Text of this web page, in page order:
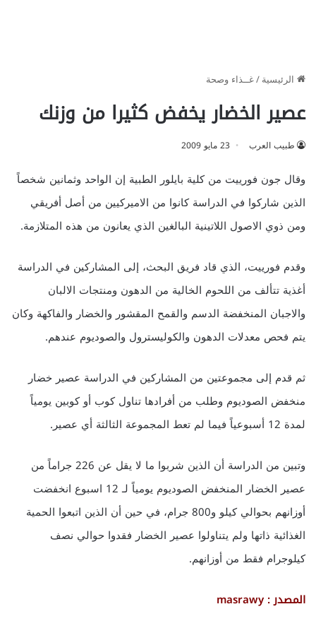
الرئيسية/غــذاء وصحة
عصير الخضار يخفض كثيرا من وزنك
طبيب العرب 23 مايو 2009
وقال جون فورييت من كلية بايلور الطبية إن الواحد وثمانين شخصاً
الذين شاركوا في الدراسة كانوا من الاميركيين من أصل أفريقي
ومن ذوي الاصول اللاتينية البالغين الذي يعانون من هذه المتلازمة.
وقدم فورييت، الذي قاد فريق البحث، إلى المشاركين في الدراسة
أغذية تتألف من اللحوم الخالية من الدهون ومنتجات الالبان
والاجبان المنخفضة الدسم والقمح المقشور والخضار والفاكهة وكان
يتم فحص معدلات الدهون والكوليسترول والصوديوم عندهم.
ثم قدم إلى مجموعتين من المشاركين في الدراسة عصير خضار
منخفض الصوديوم وطلب من أفرادها تناول كوب أو كوبين يومياً
لمدة 12 أسبوعياً فيما لم تعط المجموعة الثالثة أي عصير.
وتبين من الدراسة أن الذين شربوا ما لا يقل عن 226 جراماً من
عصير الخضار المنخفض الصوديوم يومياً لـ 12 اسبوع انخفضت
أوزانهم بحوالي كيلو و800 جرام، في حين أن الذين اتبعوا الحمية
الغذائية ذاتها ولم يتناولوا عصير الخضار فقدوا حوالي نصف
كيلوجرام فقط من أوزانهم.
المصدر : masrawy